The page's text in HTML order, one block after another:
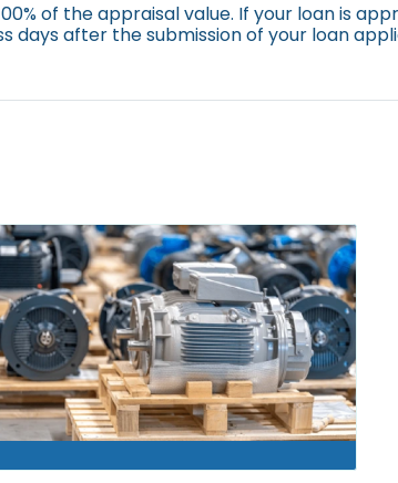
of the appraisal value. If your loan is
days after the submission of your loan